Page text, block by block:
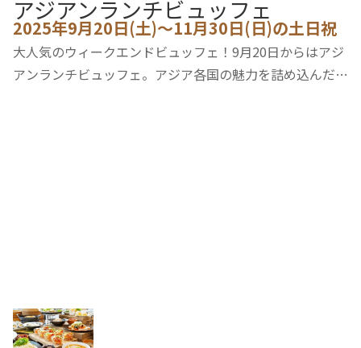
アジアンランチビュッフェ
2025年9月20日(土)～11月30日(日)の土日祝
大人気のウィークエンドビュッフェ！9月20日からはアジ
アンランチビュッフェ。アジア各国の魅力を詰め込んだ料